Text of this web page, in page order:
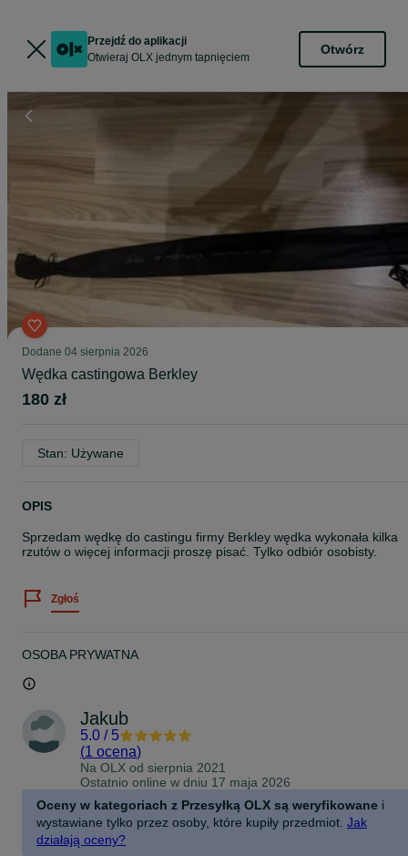
Przejdź do aplikacji
Otwieraj OLX jednym tapnięciem
Otwórz
Dodane 04 sierpnia 2026
Wędka castingowa Berkley
180 zł
Stan: Używane
OPIS
Sprzedam wędkę do castingu firmy Berkley wędka wykonała kilka
rzutów o więcej informacji proszę pisać. Tylko odbiór osobisty.
Zgłoś
OSOBA PRYWATNA
Jakub
5.0 / 5
(1 ocena)
Na OLX od sierpnia 2021
Ostatnio online w dniu 17 maja 2026
Oceny w kategoriach z Przesyłką OLX są weryfikowane i
wystawiane tylko przez osoby, które kupiły przedmiot. Jak
działają oceny?